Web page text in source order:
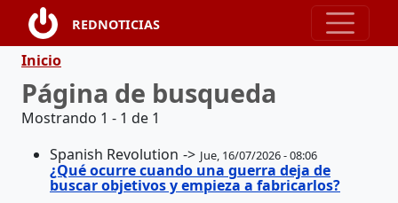
Pasar al contenido principal
REDNOTICIAS
Ruta de navegación
Inicio
Página de busqueda
Mostrando 1 - 1 de 1
Spanish Revolution
Jue, 16/07/2026 - 08:06
¿Qué ocurre cuando una guerra deja de
buscar objetivos y empieza a fabricarlos?